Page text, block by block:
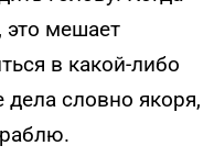
мешает
в какой-либо
словно якоря,